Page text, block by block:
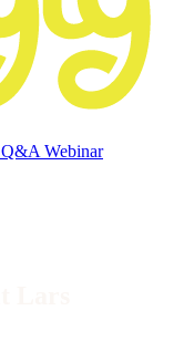
Q&A Webinar